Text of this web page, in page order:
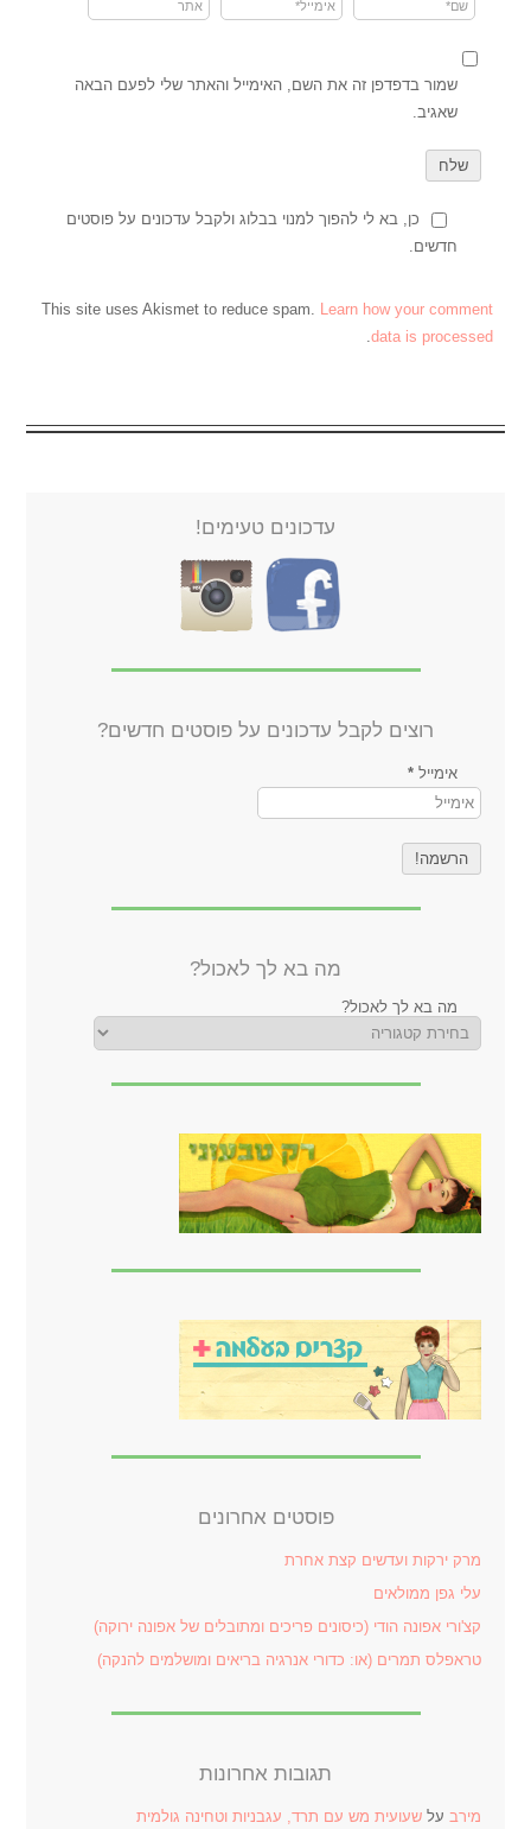
שמור בדפדפן זה את השם, האימייל והאתר שלי לפעם הבאה
שאגיב.
כן, בא לי להפוך למנוי בבלוג ולקבל עדכונים על פוסטים
חדשים.
This site uses Akismet to reduce spam.
Learn how your comment
data is processed
עדכונים טעימים!
רוצים לקבל עדכונים על פוסטים חדשים?
אימייל*
מה בא לך לאכול?
מה בא לך לאכול?
פוסטים אחרונים
מרק ירקות ועדשים קצת אחרת
עלי גפן ממולאים
קצ'ורי אפונה הודי (כיסונים פריכים ומתובלים של אפונה ירוקה)
טראפלס תמרים (או: כדורי אנרגיה בריאים ומושלמים להנקה)
תגובות אחרונות
מירב עלשעועית מש עם תרד, עגבניות וטחינה גולמית